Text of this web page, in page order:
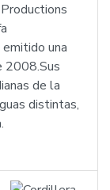
una
2008.Sus
de la
distintas,